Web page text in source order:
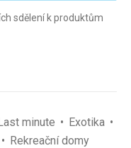
sdělení k produktům
minute
Exotika
Rekreační domy